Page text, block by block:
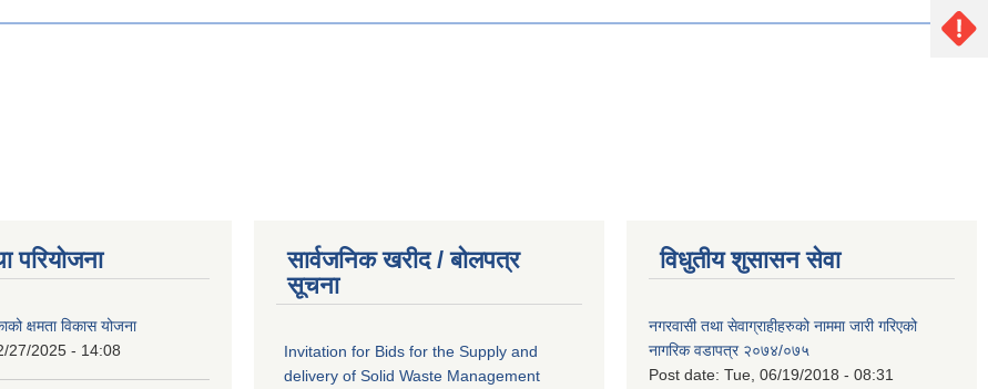
परियोजना
क्षमता विकास योजना
27/2025 - 14:08
सार्वजनिक खरीद / बोलपत्र
सूचना
Invitation for Bids for the Supply and
delivery of Solid Waste Management
विधुतीय शुसासन सेवा
नगरवासी तथा सेवाग्राहीहरुको नाममा जारी गरिएको
नागरिक वडापत्र २०७४/०७५
Post date: Tue, 06/19/2018 - 08:31